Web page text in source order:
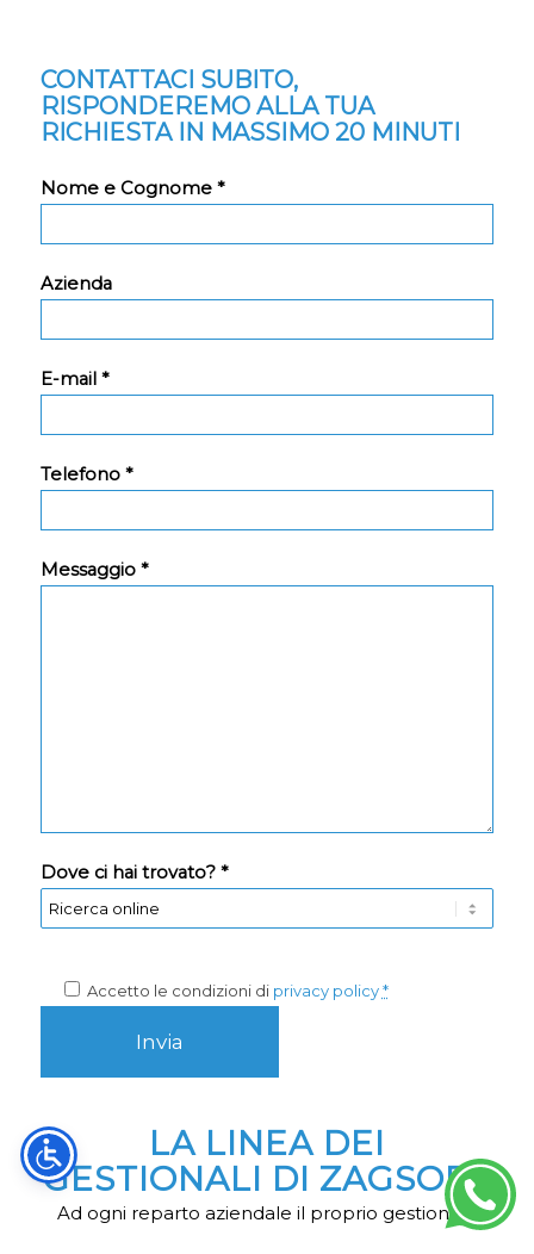
CONTATTACI SUBITO,
RISPONDEREMO ALLA TUA
RICHIESTA IN MASSIMO 20 MINUTI
Nome e Cognome *
Azienda
E-mail *
Telefono *
Messaggio *
Dove ci hai trovato? *
Accetto le condizioni di privacy policy *
LA LINEA DEI
GESTIONALI DI ZAGSOFT
Ad ogni reparto aziendale il proprio gestionale